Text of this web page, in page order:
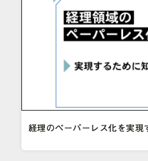
経理のペーパーレス化を実現